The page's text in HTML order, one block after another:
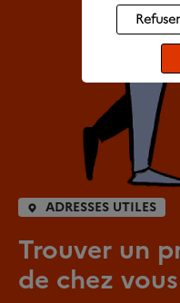
ADRESSES UTILES
Trouver un
de chez vous
Refuser